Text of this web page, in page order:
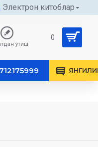
Электрон китоблар
ўтиш
0